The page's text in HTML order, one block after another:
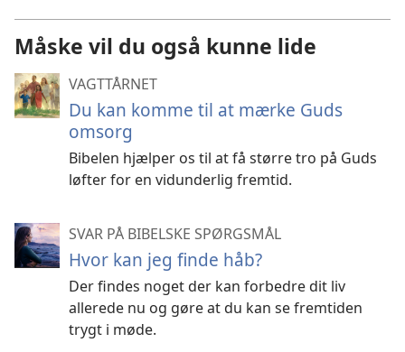
Måske vil du også kunne lide
VAGTTÅRNET
Du kan komme til at mærke Guds
omsorg
Bibelen hjælper os til at få større tro på Guds
løfter for en vidunderlig fremtid.
SVAR PÅ BIBELSKE SPØRGSMÅL
Hvor kan jeg finde håb?
Der findes noget der kan forbedre dit liv
allerede nu og gøre at du kan se fremtiden
trygt i møde.